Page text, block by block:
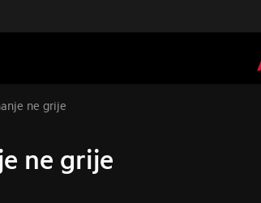
ne grije
ne grije